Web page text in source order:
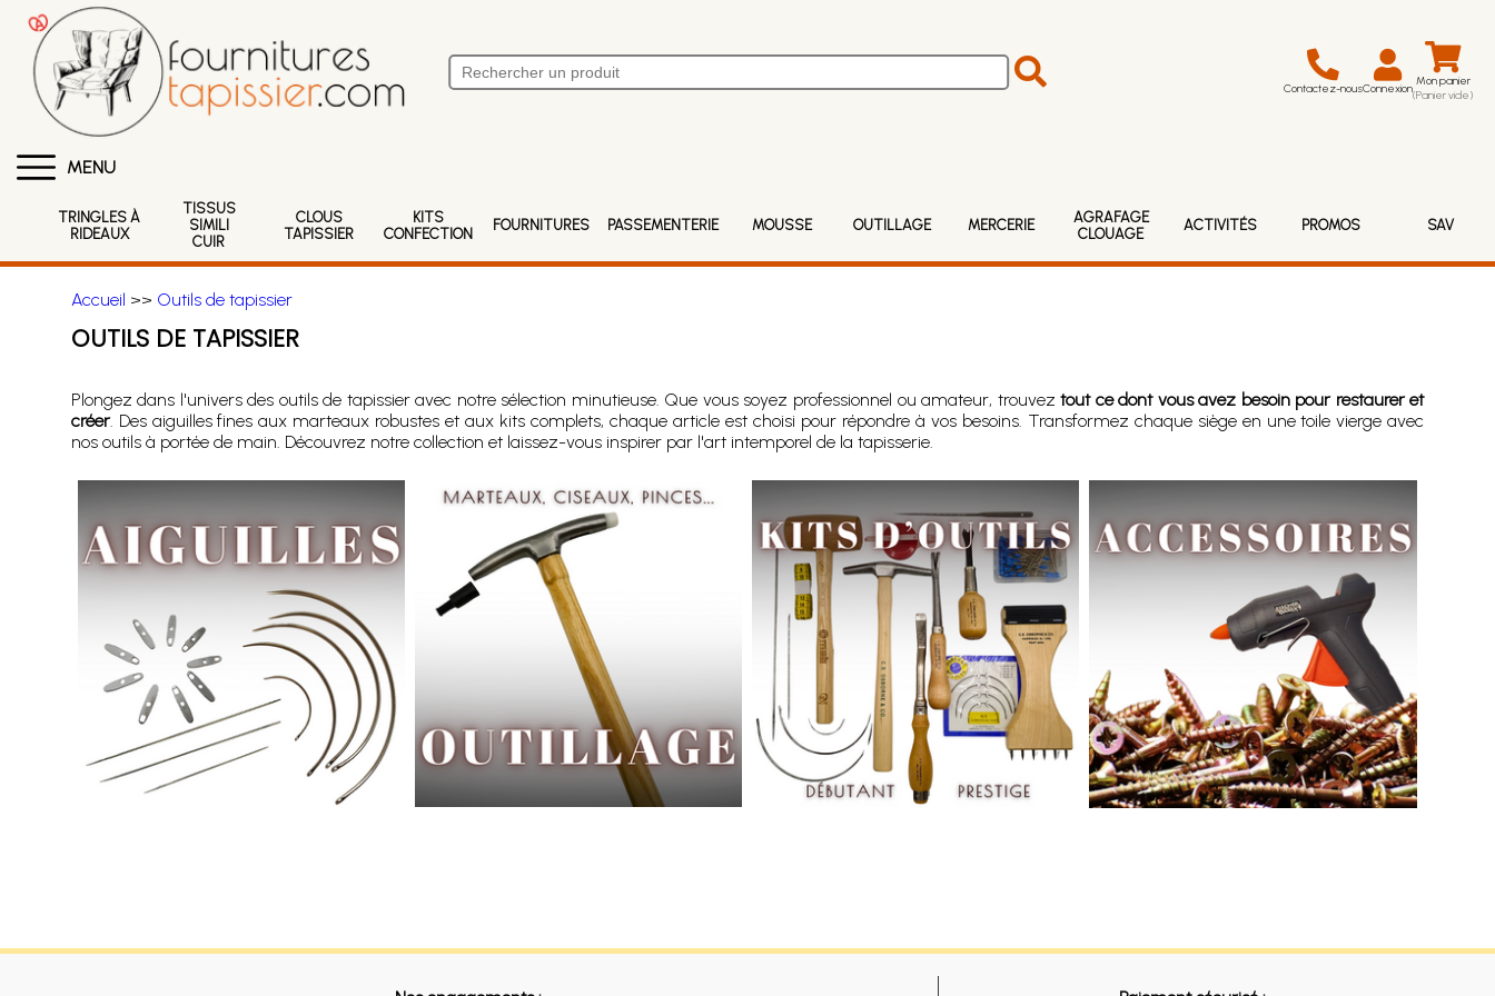
Contactez-nousConnexion Mon panier
(Panier vide)
MENU
TRINGLES À
RIDEAUX
TISSUS
SIMILI
CUIR
CLOUS
TAPISSIER
KITS
CONFECTION
FOURNITURES PASSEMENTERIE MOUSSE OUTILLAGE MERCERIE
AGRAFAGE
CLOUAGE
ACTIVITÉS PROMOS SAV
Accueil >> Outils de tapissier
OUTILS DE TAPISSIER
Plongez dans l'univers des outils de tapissier avec notre sélection minutieuse. Que vous soyez professionnel ou amateur, trouveztout ce dont vous avez besoin pour restaurer et
créer. Des aiguilles fines aux marteaux robustes et aux kits complets, chaque article est choisi pour répondre à vos besoins. Transformez chaque siège en une toile vierge avec
nos outils à portée de main. Découvrez notre collection et laissez-vous inspirer par l'art intemporel de la tapisserie.